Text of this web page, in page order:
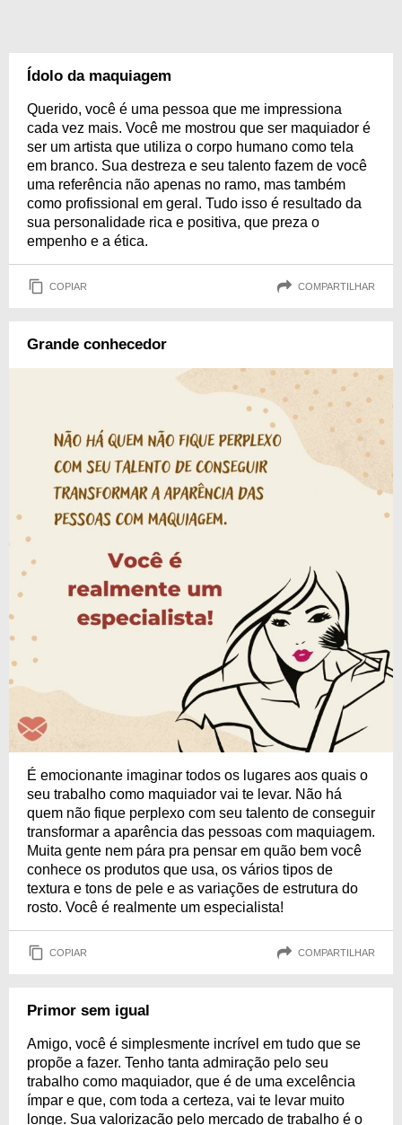
Ídolo da maquiagem
Querido, você é uma pessoa que me impressiona
cada vez mais. Você me mostrou que ser maquiador é
ser um artista que utiliza o corpo humano como tela
em branco. Sua destreza e seu talento fazem de você
uma referência não apenas no ramo, mas também
como profissional em geral. Tudo isso é resultado da
sua personalidade rica e positiva, que preza o
empenho e a ética.
COPIAR COMPARTILHAR
Grande conhecedor
É emocionante imaginar todos os lugares aos quais o
seu trabalho como maquiador vai te levar. Não há
quem não fique perplexo com seu talento de conseguir
transformar a aparência das pessoas com maquiagem.
Muita gente nem pára pra pensar em quão bem você
conhece os produtos que usa, os vários tipos de
textura e tons de pele e as variações de estrutura do
rosto. Você é realmente um especialista!
COPIAR COMPARTILHAR
Primor sem igual
Amigo, você é simplesmente incrível em tudo que se
propõe a fazer. Tenho tanta admiração pelo seu
trabalho como maquiador, que é de uma excelência
ímpar e que, com toda a certeza, vai te levar muito
longe. Sua valorização pelo mercado de trabalho é o